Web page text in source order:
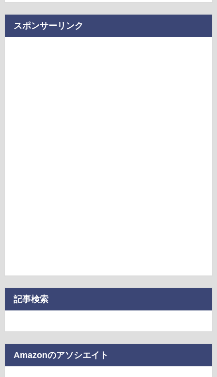
スポンサーリンク
記事検索
Amazonのアソシエイト